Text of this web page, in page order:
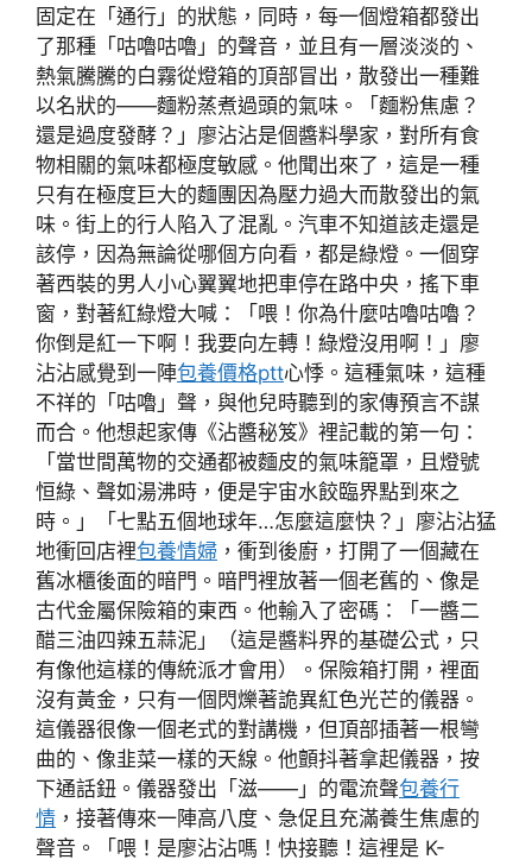
固定在「通行」的狀態，同時，每一個燈箱都發出
了那種「咕嚕咕嚕」的聲音，並且有一層淡淡的、
熱氣騰騰的白霧從燈箱的頂部冒出，散發出一種難
以名狀的——麵粉蒸煮過頭的氣味。「麵粉焦慮？
還是過度發酵？」廖沾沾是個醬料學家，對所有食
物相關的氣味都極度敏感。他聞出來了，這是一種
只有在極度巨大的麵團因為壓力過大而散發出的氣
味。街上的行人陷入了混亂。汽車不知道該走還是
該停，因為無論從哪個方向看，都是綠燈。一個穿
著西裝的男人小心翼翼地把車停在路中央，搖下車
窗，對著紅綠燈大喊：「喂！你為什麼咕嚕咕嚕？
你倒是紅一下啊！我要向左轉！綠燈沒用啊！」廖
沾沾感覺到一陣包養價格ptt心悸。這種氣味，這種
不祥的「咕嚕」聲，與他兒時聽到的家傳預言不謀
而合。他想起家傳《沾醬秘笈》裡記載的第一句：
「當世間萬物的交通都被麵皮的氣味籠罩，且燈號
恒綠、聲如湯沸時，便是宇宙水餃臨界點到來之
時。」「七點五個地球年…怎麼這麼快？」廖沾沾猛
地衝回店裡包養情婦 ，衝到後廚，打開了一個藏在
舊冰櫃後面的暗門。暗門裡放著一個老舊的、像是
古代金屬保險箱的東西。他輸入了密碼：「一醬二
醋三油四辣五蒜泥」（這是醬料界的基礎公式，只
有像他這樣的傳統派才會用）。保險箱打開，裡面
沒有黃金，只有一個閃爍著詭異紅色光芒的儀器。
這儀器很像一個老式的對講機，但頂部插著一根彎
曲的、像韭菜一樣的天線。他顫抖著拿起儀器，按
下通話鈕。儀器發出「滋——」的電流聲包養行
情 ，接著傳來一陣高八度、急促且充滿養生焦慮的
聲音。「喂！是廖沾沾嗎！快接聽！這裡是 K-